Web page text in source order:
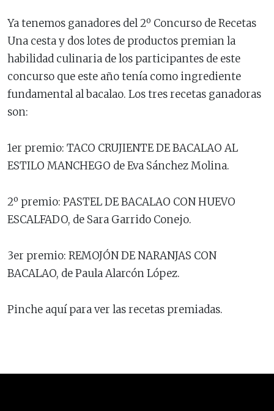
Ya tenemos ganadores del 2º Concurso de Recetas
Una cesta y dos lotes de productos premian la
habilidad culinaria de los participantes de este
concurso que este año tenía como ingrediente
fundamental al bacalao. Los tres recetas ganadoras
son:
1er premio: TACO CRUJIENTE DE BACALAO AL
ESTILO MANCHEGO de Eva Sánchez Molina.
2º premio: PASTEL DE BACALAO CON HUEVO
ESCALFADO, de Sara Garrido Conejo.
3er premio: REMOJÓN DE NARANJAS CON
BACALAO, de Paula Alarcón López.
Pinche aquí para ver las recetas premiadas.